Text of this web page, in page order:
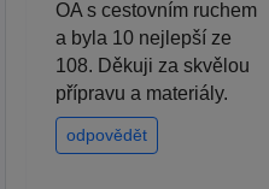
OA s cestovním ruchem
a byla 10 nejlepší ze
108. Děkuji za skvělou
přípravu a materiály.
odpovědět